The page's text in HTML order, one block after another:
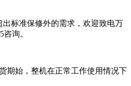
标准保修外的需求，欢迎致电万
询。
期始，整机在正常工作使用情况下